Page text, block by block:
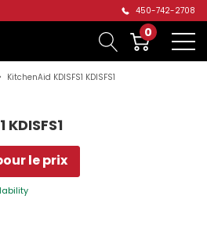
450-742-2708
0
KitchenAid KDISFS1 KDISFS1
le prix